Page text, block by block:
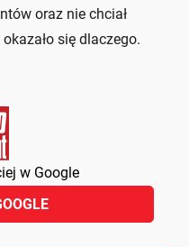
oraz nie chciał
się dlaczego.
w Google